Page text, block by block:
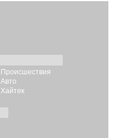
Происшествия
Авто
Хайтек